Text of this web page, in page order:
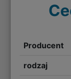
Producent
rodzaj